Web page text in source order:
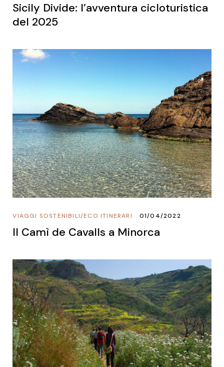
Sicily Divide: l’avventura cicloturistica
del 2025
ECO ITINERARI
/
VIAGGI SOSTENIBILI 01/04/2022
Il Camì de Cavalls a Minorca